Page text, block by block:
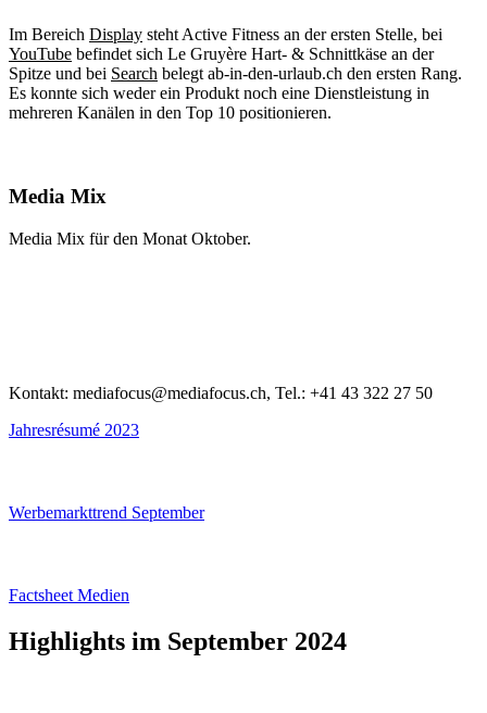
Im Bereich Display steht Active Fitness an der ersten Stelle, bei
YouTube befindet sich Le Gruyère Hart- & Schnittkäse an der
Spitze und bei Search belegt ab-in-den-urlaub.ch den ersten Rang.
Es konnte sich weder ein Produkt noch eine Dienstleistung in
mehreren Kanälen in den Top 10 positionieren.
Media Mix
Media Mix für den Monat Oktober.
Kontakt: mediafocus@mediafocus.ch, Tel.: +41 43 322 27 50
Jahresrésumé 2023
Werbemarkttrend September
Factsheet Medien
Highlights im September 2024